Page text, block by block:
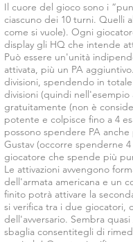
Il cuore del gioco sono i
ciascuno dei 10 turni. Quelli
come si vuole). Ogni
display gli HQ che intende
Può essere un'unità
attivata, più un PA
divisioni, spendendo in
divisioni (quindi
gratuitamente (non è
potente e colpisce fino a 4
possono spendere PA
Gustav (occorre spenderne
giocatore che spende più
Le attivazioni avvengono
dell'armata americana e un
finito potrà attivare la
si verifica tra i due giocatori,
dell'avversario. Sembra
sbaglia consentitegli di